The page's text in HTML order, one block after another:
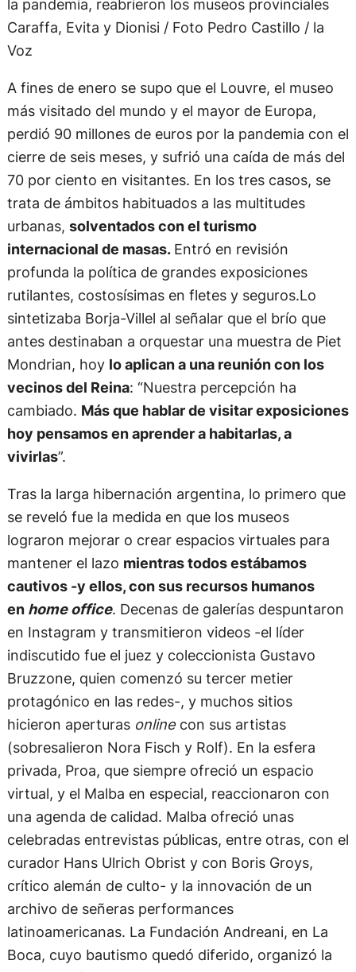
la pandemia, reabrieron los museos provinciales
Caraffa, Evita y Dionisi / Foto Pedro Castillo / la
Voz
A fines de enero se supo que el Louvre, el museo
más visitado del mundo y el mayor de Europa,
perdió 90 millones de euros por la pandemia con el
cierre de seis meses, y sufrió una caída de más del
70 por ciento en visitantes. En los tres casos, se
trata de ámbitos habituados a las multitudes
urbanas, solventados con el turismo
internacional de masas. Entró en revisión
profunda la política de grandes exposiciones
rutilantes, costosísimas en fletes y seguros.Lo
sintetizaba Borja-Villel al señalar que el brío que
antes destinaban a orquestar una muestra de Piet
Mondrian, hoy lo aplican a una reunión con los
vecinos del Reina: “Nuestra percepción ha
cambiado. Más que hablar de visitar exposiciones
hoy pensamos en aprender a habitarlas, a
vivirlas”.
Tras la larga hibernación argentina, lo primero que
se reveló fue la medida en que los museos
lograron mejorar o crear espacios virtuales para
mantener el lazo mientras todos estábamos
cautivos -y ellos, con sus recursos humanos
en home office. Decenas de galerías despuntaron
en Instagram y transmitieron videos -el líder
indiscutido fue el juez y coleccionista Gustavo
Bruzzone, quien comenzó su tercer metier
protagónico en las redes-, y muchos sitios
hicieron aperturas online con sus artistas
(sobresalieron Nora Fisch y Rolf). En la esfera
privada, Proa, que siempre ofreció un espacio
virtual, y el Malba en especial, reaccionaron con
una agenda de calidad. Malba ofreció unas
celebradas entrevistas públicas, entre otras, con el
curador Hans Ulrich Obrist y con Boris Groys,
crítico alemán de culto- y la innovación de un
archivo de señeras performances
latinoamericanas. La Fundación Andreani, en La
Boca, cuyo bautismo quedó diferido, organizó la